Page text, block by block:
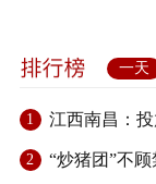
一天
1 江西南昌：
2 “炒猪团”不